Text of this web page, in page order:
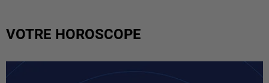
VOTRE HOROSCOPE